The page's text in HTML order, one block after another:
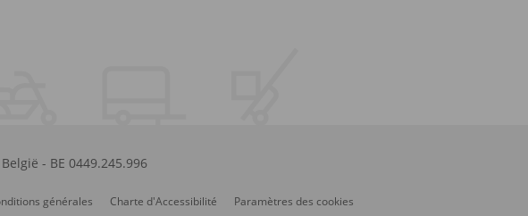
België - BE 0449.245.996
générales Charte d'Accessibilité Paramètres des cookies